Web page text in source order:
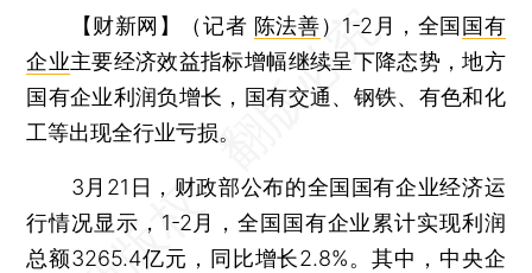
【财新网】（记者 陈法善） 1-2月，全国 国有
企业主要经济效益指标增幅继续呈下降态势，地方
国有企业利润负增长，国有交通、钢铁、有色和化
工等出现全行业亏损。
3月21日，财政部公布的全国国有企业经济运
行情况显示，1-2月，全国国有企业累计实现利润
总额3265.4亿元，同比增长2.8%。其中，中央企